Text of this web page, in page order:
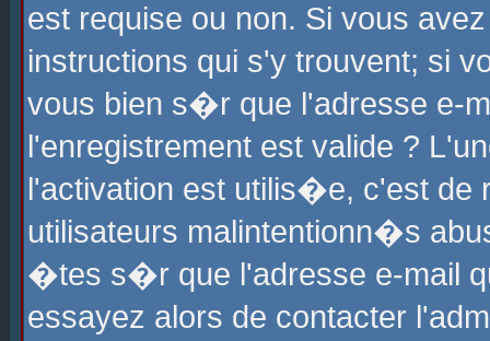
est requise ou non. Si vous
instructions qui s'y trouvent; si
vous bien s�r que l'adresse e-
l'enregistrement est valide ?
l'activation est utilis�e, c'est
utilisateurs malintentionn�s
�tes s�r que l'adresse e-mail
essayez alors de contacter